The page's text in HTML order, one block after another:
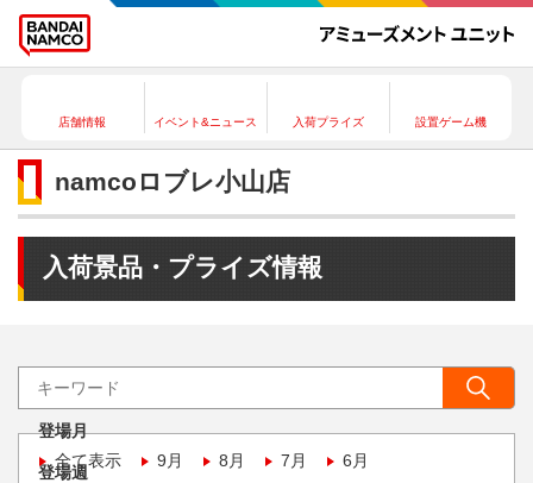
店舗情報 イベント&ニュース 入荷プライズ 設置ゲーム機
namcoロブレ小山店
入荷景品・プライズ情報
登場月
全て表示
9月 8月 7月 6月
登場週